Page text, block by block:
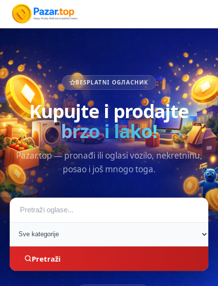
BESPLATNI OGЛАСНИК
Kupujte i prodajte
brzo i lako!
Pazar.top — pronađi ili oglasi vozilo, nekretninu,
posao i još mnogo toga.
Pretraži